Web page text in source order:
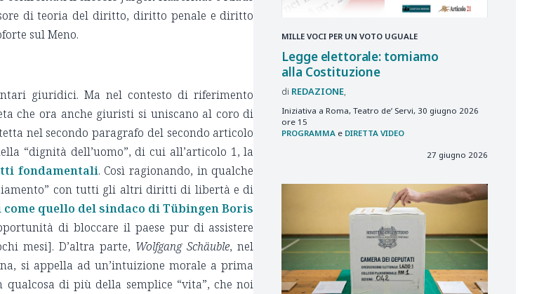
di teoria del diritto, diritto penale e diritto
sul Meno.
giuridici. Ma nel contesto di riferimento
che ora anche giuristi si uniscano al coro di
nel secondo paragrafo del secondo articolo
“dignità dell’uomo”, di cui all’articolo 1, la
fondamentali. Così ragionando, in qualche
con tutti gli altri diritti di libertà e di
quello del sindaco di Tübingen Boris
di bloccare il paese pur di assistere
mesi]. D’altra parte, Wolfgang Schäuble, nel
si appella ad un’intuizione morale a prima
di più della semplice “vita”, che noi
MILLE VOCI PER UN VOTO UGUALE
Legge elettorale: torniamo
alla Costituzione
REDAZIONE
Iniziativa a Roma, Teatro de’ Servi, 30 giugno 2026
ore 15
PROGRAMMA e DIRETTA VIDEO
27 giugno 2026